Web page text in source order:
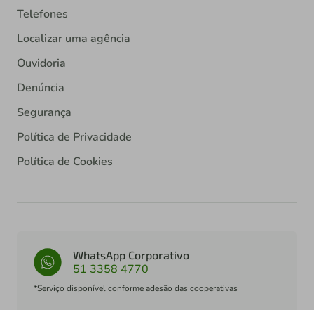
Telefones
Localizar uma agência
Ouvidoria
Denúncia
Segurança
Política de Privacidade
Política de Cookies
WhatsApp Corporativo
51 3358 4770
*Serviço disponível conforme adesão das cooperativas